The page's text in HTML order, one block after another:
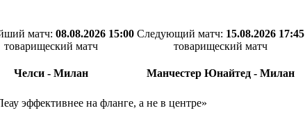
матч: 08.08.2026 15:00
товарищеский матч
Челси - Милан
Следующий матч: 15.08.2026 17:45
товарищеский матч
Манчестер Юнайтед - Милан
эффективнее на фланге, а не в центре»